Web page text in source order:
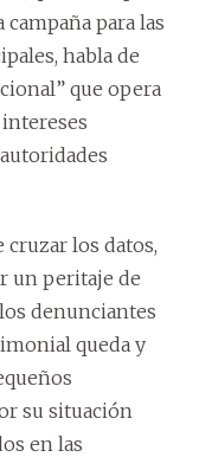
para las
habla de
que opera
cruzar los datos,
un peritaje de
denunciantes
queda y
su situación
en las